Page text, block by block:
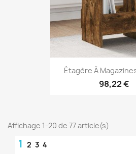
Étagère À
98,22 €
Affichage 1-20 de 77 article(s)
1 2 3 4